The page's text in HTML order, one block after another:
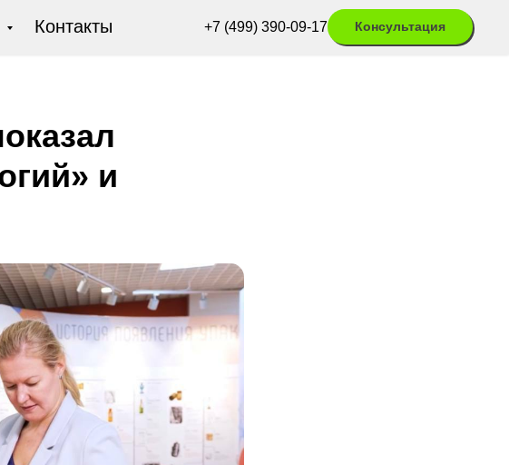
Контакты +7 (499) 390-09-17 Консультация
и